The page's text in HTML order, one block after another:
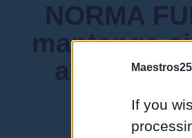
If you
NORMA
mantenga
admiten